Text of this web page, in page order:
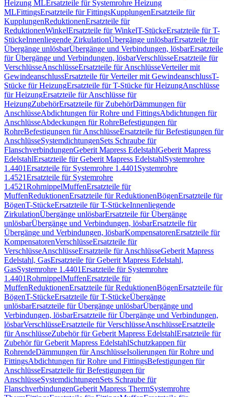
Heizung MLErsatzteile für Systemrohre Heizung
MLFittingsErsatzteile für FittingsKupplungenErsatzteile für
KupplungenReduktionenErsatzteile für
ReduktionenWinkelErsatzteile für WinkelT-StückeErsatzteile für T-
StückeInnenliegende ZirkulationÜbergänge unlösbarErsatzteile für
Übergänge unlösbarÜbergänge und Verbindungen, lösbarErsatzteile
für Übergänge und Verbindungen, lösbarVerschlüsseErsatzteile für
VerschlüsseAnschlüsseErsatzteile für AnschlüsseVerteiler mit
GewindeanschlussErsatzteile für Verteiler mit GewindeanschlussT-
Stücke für HeizungErsatzteile für T-Stücke für HeizungAnschlüsse
für HeizungErsatzteile für Anschlüsse für
HeizungZubehörErsatzteile für ZubehörDämmungen für
AnschlüsseAbdichtungen für Rohre und FittingsAbdichtungen für
AnschlüsseAbdeckungen für RohreBefestigungen für
RohreBefestigungen für AnschlüsseErsatzteile für Befestigungen für
AnschlüsseSystemdichtungenSets Schraube für
FlanschverbindungenGeberit Mapress EdelstahlGeberit Mapress
EdelstahlErsatzteile für Geberit Mapress EdelstahlSystemrohre
1.4401Ersatzteile für Systemrohre 1.4401 Systemrohre
1.4521Ersatzteile für Systemrohre
1.4521RohrnippelMuffenErsatzteile für
MuffenReduktionenErsatzteile für ReduktionenBögenErsatzteile für
BögenT-StückeErsatzteile für T-StückeInnenliegende
ZirkulationÜbergänge unlösbarErsatzteile für Übergänge
unlösbarÜbergänge und Verbindungen, lösbarErsatzteile für
Übergänge und Verbindungen, lösbarKompensatorenErsatzteile für
KompensatorenVerschlüsseErsatzteile für
VerschlüsseAnschlüsseErsatzteile für AnschlüsseGeberit Mapress
Edelstahl, GasErsatzteile für Geberit Mapress Edelstahl,
GasSystemrohre 1.4401Ersatzteile für Systemrohre
1.4401RohrnippelMuffenErsatzteile für
MuffenReduktionenErsatzteile für ReduktionenBögenErsatzteile für
BögenT-StückeErsatzteile für T-StückeÜbergänge
unlösbarErsatzteile für Übergänge unlösbarÜbergänge und
Verbindungen, lösbarErsatzteile für Übergänge und Verbindungen,
lösbarVerschlüsseErsatzteile für VerschlüsseAnschlüsseErsatzteile
für AnschlüsseZubehör für Geberit Mapress EdelstahlErsatzteile für
Zubehör für Geberit Mapress EdelstahlSchutzkappen für
RohrendeDämmungen für AnschlüsseIsolierungen für Rohre und
FittingsAbdichtungen für Rohre und FittingsBefestigungen für
AnschlüsseErsatzteile für Befestigungen für
AnschlüsseSystemdichtungenSets Schraube für
FlanschverbindungenGeberit Mapress ThermSystemrohre